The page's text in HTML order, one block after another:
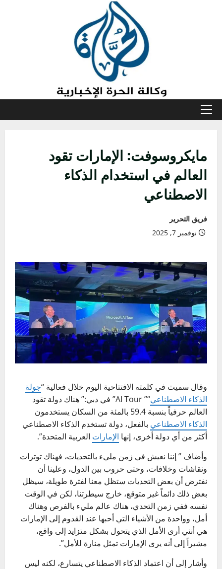
القائمة
مايكروسوفت: الإمارات تقود
العالم في استخدام الذكاء
الاصطناعي
فريق التحرير
نوفمبر 7, 2025
وقال سميث في كلمته الافتتاحية اليوم خلال فعالية “جولة
الذكاء الاصطناعي
“” AI Tour” في دبي:” هناك دولة تقود
العالم حرفياً بنسبة 59.4 بالمئة من السكان يستخدمون
الذكاء الاصطناعي بالفعل، دولة تستخدم الذكاء الاصطناعي
أكثر من أي دولة أخرى، إنها الإمارات العربية المتحدة”.
وأضاف ” إننا نعيش في زمن مليء بالتحديات، فهناك توترات
ونقاشات وخلافات، وحتى حروب بين الدول، وعلينا أن
نفترض أن بعض التحديات ستظل معنا لفترة طويلة، سيظل
بعض ذلك دائماً غير متوقع، خارج سيطرتنا، لكن في الوقت
نفسه ففي زمن التحدي، هناك عالم مليء بالفرص وهناك
أمل، وواحدة من الأشياء التي أحبها عند القدوم إلى الإمارات
هي أنني أرى الأمل الذي يتحول بشكل متزايد إلى واقع،
مشيراً إلى أنه يرى الإمارات تمثل منارة للأمل”.
وأشار إلى أن اعتماد الذكاء الاصطناعي يتسارع، لكنه ليس